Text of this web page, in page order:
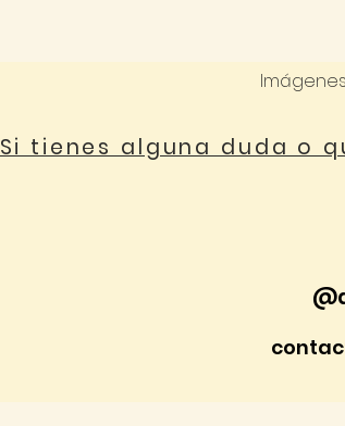
Si tienes alguna duda o